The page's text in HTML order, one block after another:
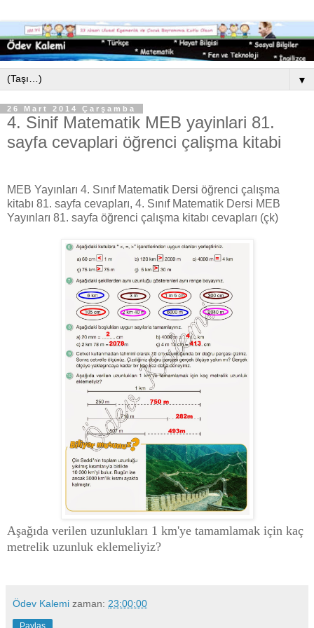
▼
26 Mart 2014 Çarşamba
4. Sinif Matematik MEB yayinlari 81.
sayfa cevaplari öğrenci çalişma kitabi
MEB Yayınları 4. Sınıf Matematik Dersi öğrenci çalışma
kitabı 81. sayfa cevapları, 4. Sınıf Matematik Dersi MEB
Yayınları 81. sayfa öğrenci çalışma kitabı cevapları (çk)
Aşağıda verilen uzunlukları 1 km'ye tamamlamak için kaç
metrelik uzunluk eklemeliyiz?
Ödev Kalemi zaman: 23:00:00
Paylaş